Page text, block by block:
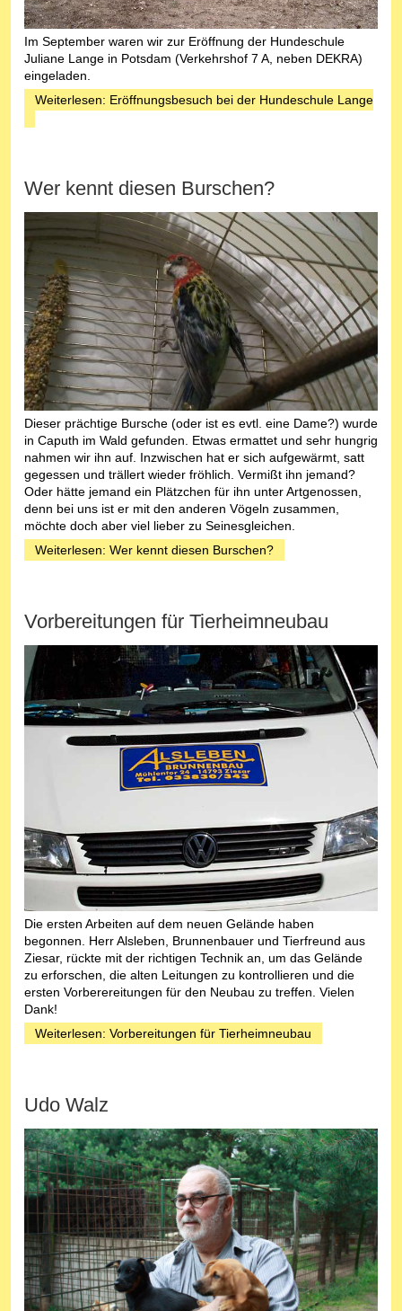
Im September waren wir zur Eröffnung der Hundeschule
Juliane Lange in Potsdam (Verkehrshof 7 A, neben DEKRA)
eingeladen.
Weiterlesen: Eröffnungsbesuch bei der Hundeschule Lange
Wer kennt diesen Burschen?
Dieser prächtige Bursche (oder ist es evtl. eine Dame?) wurde
in Caputh im Wald gefunden. Etwas ermattet und sehr hungrig
nahmen wir ihn auf. Inzwischen hat er sich aufgewärmt, satt
gegessen und trällert wieder fröhlich. Vermißt ihn jemand?
Oder hätte jemand ein Plätzchen für ihn unter Artgenossen,
denn bei uns ist er mit den anderen Vögeln zusammen,
möchte doch aber viel lieber zu Seinesgleichen.
Weiterlesen: Wer kennt diesen Burschen?
Vorbereitungen für Tierheimneubau
Die ersten Arbeiten auf dem neuen Gelände haben
begonnen. Herr Alsleben, Brunnenbauer und Tierfreund aus
Ziesar, rückte mit der richtigen Technik an, um das Gelände
zu erforschen, die alten Leitungen zu kontrollieren und die
ersten Vorberereitungen für den Neubau zu treffen. Vielen
Dank!
Weiterlesen: Vorbereitungen für Tierheimneubau
Udo Walz